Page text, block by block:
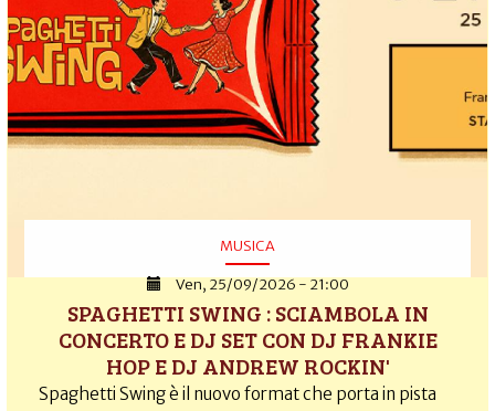
MUSICA
Ven, 25/09/2026 - 21:00
SPAGHETTI SWING : SCIAMBOLA IN
CONCERTO E DJ SET CON DJ FRANKIE
HOP E DJ ANDREW ROCKIN'
Spaghetti Swing è il nuovo format che porta in pista